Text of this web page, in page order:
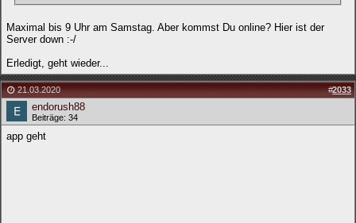
Maximal bis 9 Uhr am Samstag. Aber kommst Du online? Hier ist der
Server down :-/
Erledigt, geht wieder...
21.03.2020 #2033
endorush88
Beiträge: 34
app geht